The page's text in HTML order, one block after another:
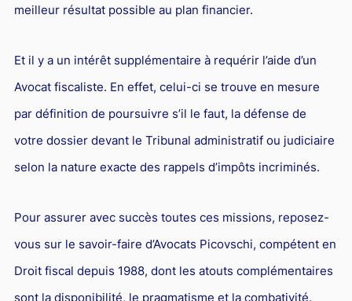
meilleur résultat possible au plan financier.
Et il y a un intérêt supplémentaire à requérir l’aide d’un
Avocat fiscaliste. En effet, celui-ci se trouve en mesure
par définition de poursuivre s’il le faut, la défense de
votre dossier devant le Tribunal administratif ou judiciaire
selon la nature exacte des rappels d’impôts incriminés.
Pour assurer avec succès toutes ces missions, reposez-
vous sur le savoir-faire d’Avocats Picovschi, compétent en
Droit fiscal depuis 1988, dont les atouts complémentaires
sont la disponibilité, le pragmatisme et la combativité.